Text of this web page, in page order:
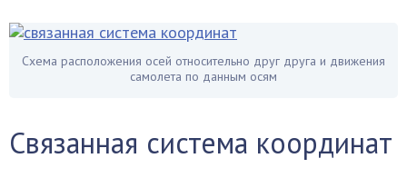
Схема расположения осей относительно друг друга и движения
самолета по данным осям
Связанная система координат